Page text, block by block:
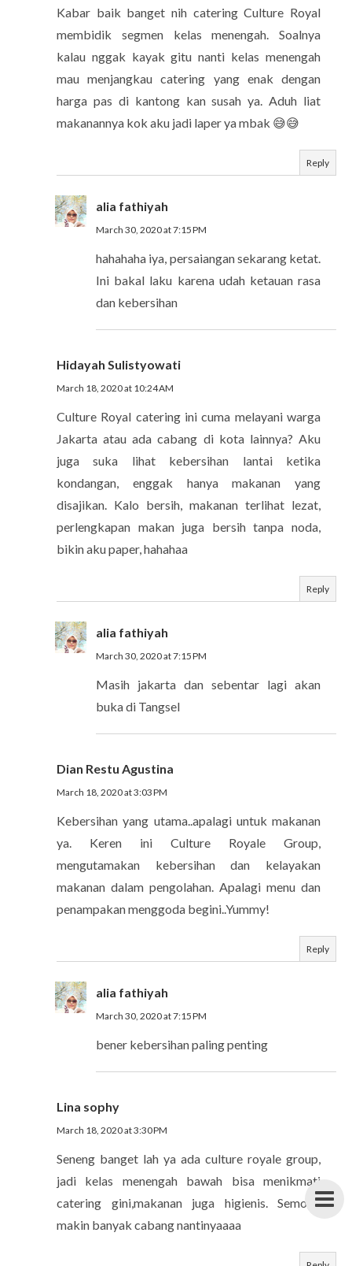
Kabar baik banget nih catering Culture Royal
membidik segmen kelas menengah. Soalnya
kalau nggak kayak gitu nanti kelas menengah
mau menjangkau catering yang enak dengan
harga pas di kantong kan susah ya. Aduh liat
makanannya kok aku jadi laper ya mbak 😅😅
Reply
alia fathiyah
March 30, 2020 at 7:15 PM
hahahaha iya, persaiangan sekarang ketat.
Ini bakal laku karena udah ketauan rasa
dan kebersihan
Hidayah Sulistyowati
March 18, 2020 at 10:24 AM
Culture Royal catering ini cuma melayani warga
Jakarta atau ada cabang di kota lainnya? Aku
juga suka lihat kebersihan lantai ketika
kondangan, enggak hanya makanan yang
disajikan. Kalo bersih, makanan terlihat lezat,
perlengkapan makan juga bersih tanpa noda,
bikin aku paper, hahahaa
Reply
alia fathiyah
March 30, 2020 at 7:15 PM
Masih jakarta dan sebentar lagi akan
buka di Tangsel
Dian Restu Agustina
March 18, 2020 at 3:03 PM
Kebersihan yang utama..apalagi untuk makanan
ya. Keren ini Culture Royale Group,
mengutamakan kebersihan dan kelayakan
makanan dalam pengolahan. Apalagi menu dan
penampakan menggoda begini..Yummy!
Reply
alia fathiyah
March 30, 2020 at 7:15 PM
bener kebersihan paling penting
Lina sophy
March 18, 2020 at 3:30 PM
Seneng banget lah ya ada culture royale group,
jadi kelas menengah bawah bisa menikmati
catering gini,makanan juga higienis. Semoga
makin banyak cabang nantinyaaaa